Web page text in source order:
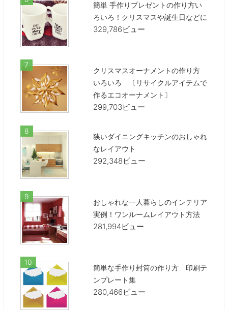
簡単 手作りプレゼントの作り方い
ろいろ！クリスマスや誕生日などに
329,786ビュー
クリスマスオーナメントの作り方
いろいろ 〔リサイクルアイテムで
作るエコオーナメント〕
299,703ビュー
狭いダイニングキッチンのおしゃれ
なレイアウト
292,348ビュー
おしゃれな一人暮らしのインテリア
実例！ワンルームレイアウト方法
281,994ビュー
簡単な手作り封筒の作り方 印刷テ
ンプレート集
280,466ビュー